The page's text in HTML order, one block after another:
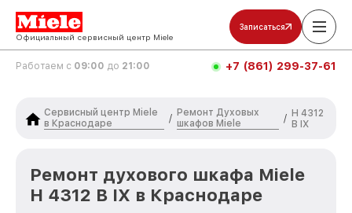
Официальный сервисный центр Miele
Записаться
Работаем с 09:00 до 21:00 +7 (861) 299-37-61
Сервисный центр Miele
в Краснодаре
/
Ремонт Духовых
шкафов Miele
/ H 4312
B IX
Ремонт духового шкафа Miele
H 4312 B IX в Краснодаре